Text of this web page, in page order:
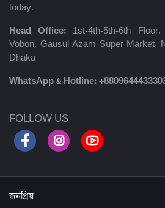
today.
Head Office: 1st-4th-5th-6th
Vobon, Gausul Azam Super Market,
Dhaka
WhatsApp & Hotline:
FOLLOW US
জনপ্রিয়